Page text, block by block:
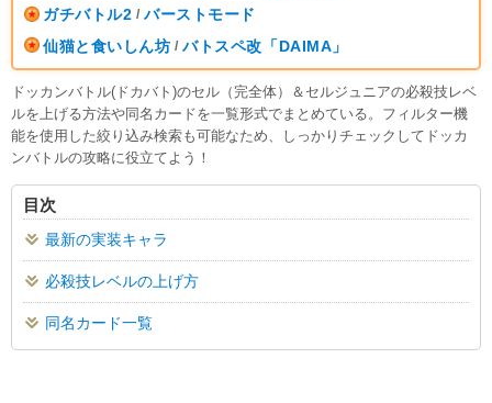
ガチバトル2 / バーストモード
仙猫と食いしん坊 / バトスペ改「DAIMA」
ドッカンバトル(ドカバト)のセル（完全体）＆セルジュニアの必殺技レベ
ルを上げる方法や同名カードを一覧形式でまとめている。フィルター機
能を使用した絞り込み検索も可能なため、しっかりチェックしてドッカ
ンバトルの攻略に役立てよう！
目次
最新の実装キャラ
必殺技レベルの上げ方
同名カード一覧